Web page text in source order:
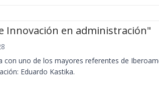
Innovación en administración"
con uno de los mayores referentes de
Eduardo Kastika.